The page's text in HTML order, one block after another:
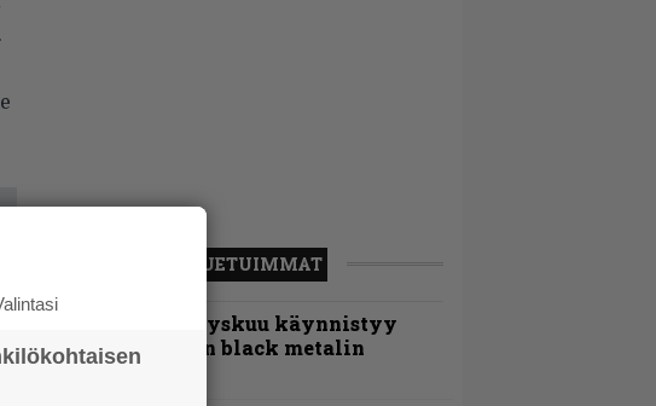
LUETUIMMAT
Espoon syyskuu käynnistyy
kotimaisen black metalin
merkeissä